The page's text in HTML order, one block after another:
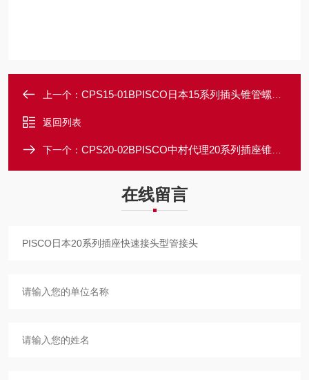
上一个： CPS15-01BPISCO日本15系列插头锥管螺纹型管接头
返回列表
下一个： CPS20-02BPISCO中村代理20系列插座锥管螺纹型
在线留言